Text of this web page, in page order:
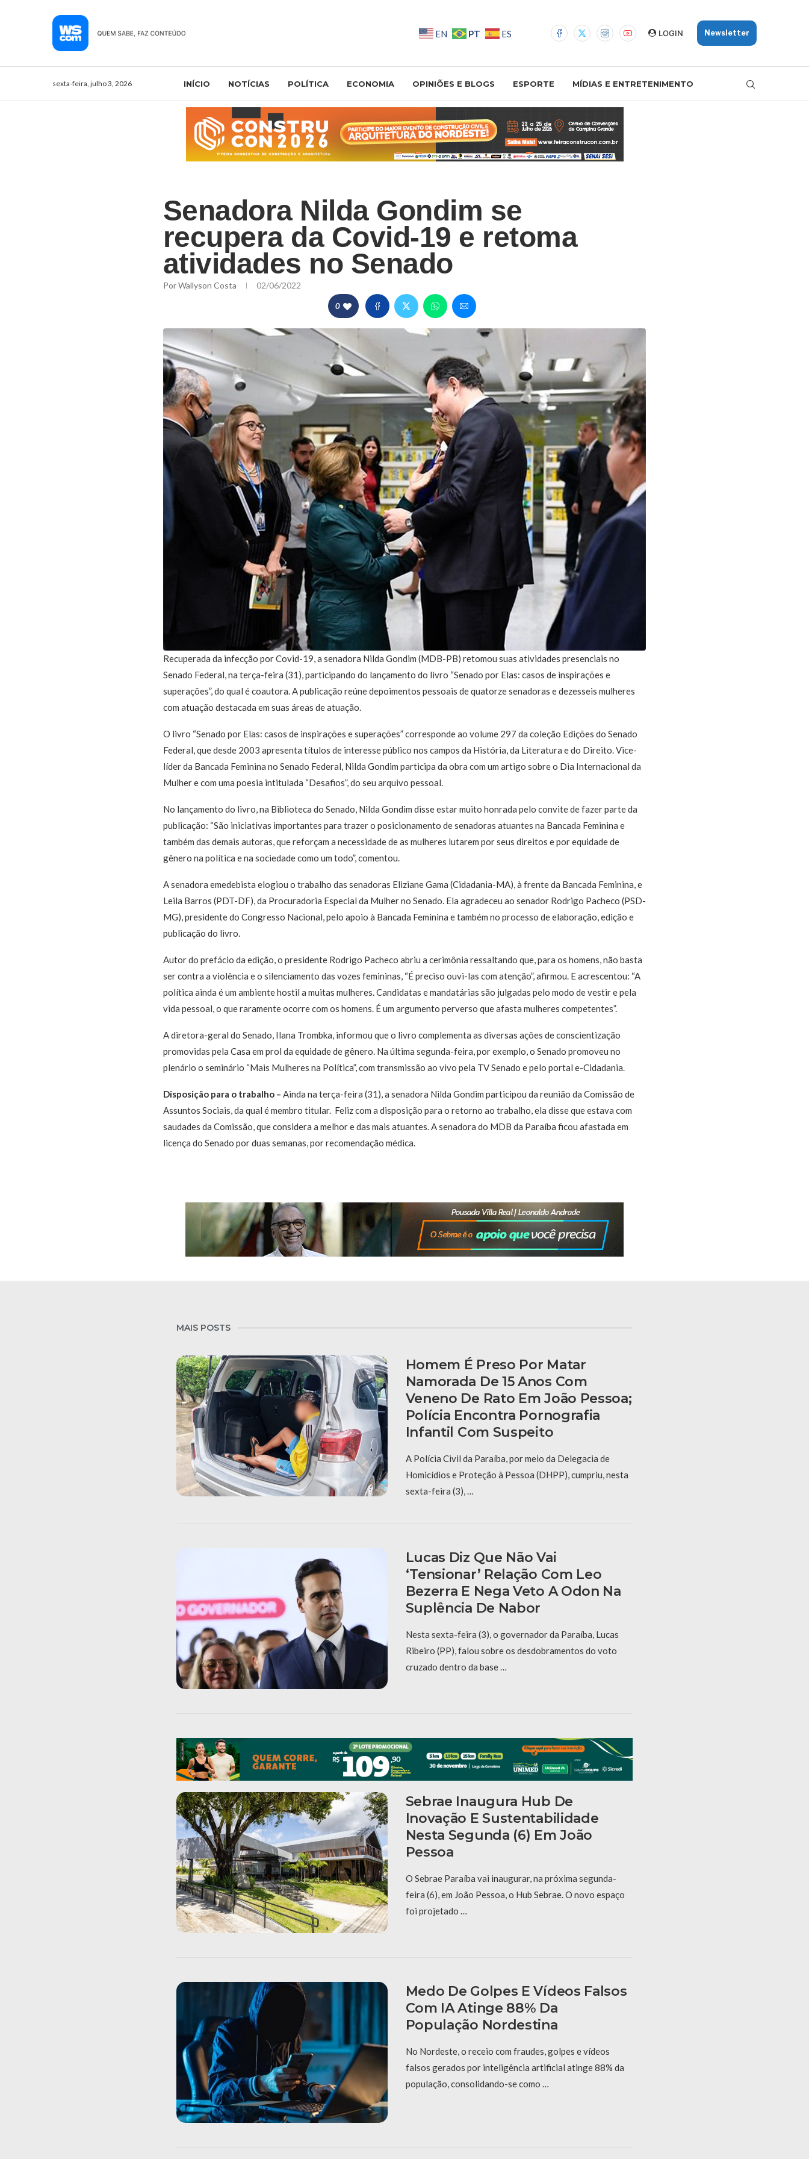
EN PT ES LOGIN Newsletter
sexta-feira, julho 3, 2026 INÍCIO NOTÍCIAS POLÍTICA ECONOMIA OPINIÕES E BLOGS ESPORTE MÍDIAS E ENTRETENIMENTO
Senadora Nilda Gondim se
recupera da Covid-19 e retoma
atividades no Senado
PorWallyson Costa 02/06/2022
0
Recuperada da infecção por Covid-19, a senadora Nilda Gondim (MDB-PB) retomou suas atividades presenciais no
Senado Federal, na terça-feira (31), participando do lançamento do livro “Senado por Elas: casos de inspirações e
superações”, do qual é coautora. A publicação reúne depoimentos pessoais de quatorze senadoras e dezesseis mulheres
com atuação destacada em suas áreas de atuação.
O livro “Senado por Elas: casos de inspirações e superações” corresponde ao volume 297 da coleção Edições do Senado
Federal, que desde 2003 apresenta títulos de interesse público nos campos da História, da Literatura e do Direito. Vice-
líder da Bancada Feminina no Senado Federal, Nilda Gondim participa da obra com um artigo sobre o Dia Internacional da
Mulher e com uma poesia intitulada “Desafios”, do seu arquivo pessoal.
No lançamento do livro, na Biblioteca do Senado, Nilda Gondim disse estar muito honrada pelo convite de fazer parte da
publicação: “São iniciativas importantes para trazer o posicionamento de senadoras atuantes na Bancada Feminina e
também das demais autoras, que reforçam a necessidade de as mulheres lutarem por seus direitos e por equidade de
gênero na política e na sociedade como um todo”, comentou.
A senadora emedebista elogiou o trabalho das senadoras Eliziane Gama (Cidadania-MA), à frente da Bancada Feminina, e
Leila Barros (PDT-DF), da Procuradoria Especial da Mulher no Senado. Ela agradeceu ao senador Rodrigo Pacheco (PSD-
MG), presidente do Congresso Nacional, pelo apoio à Bancada Feminina e também no processo de elaboração, edição e
publicação do livro.
Autor do prefácio da edição, o presidente Rodrigo Pacheco abriu a cerimônia ressaltando que, para os homens, não basta
ser contra a violência e o silenciamento das vozes femininas, “É preciso ouvi-las com atenção”, afirmou. E acrescentou: “A
política ainda é um ambiente hostil a muitas mulheres. Candidatas e mandatárias são julgadas pelo modo de vestir e pela
vida pessoal, o que raramente ocorre com os homens. É um argumento perverso que afasta mulheres competentes”.
A diretora-geral do Senado, Ilana Trombka, informou que o livro complementa as diversas ações de conscientização
promovidas pela Casa em prol da equidade de gênero. Na última segunda-feira, por exemplo, o Senado promoveu no
plenário o seminário “Mais Mulheres na Política”, com transmissão ao vivo pela TV Senado e pelo portal e-Cidadania.
Disposição para o trabalho – Ainda na terça-feira (31), a senadora Nilda Gondim participou da reunião da Comissão de
Assuntos Sociais, da qual é membro titular. Feliz com a disposição para o retorno ao trabalho, ela disse que estava com
saudades da Comissão, que considera a melhor e das mais atuantes. A senadora do MDB da Paraíba ficou afastada em
licença do Senado por duas semanas, por recomendação médica.
MAIS POSTS
Homem É Preso Por Matar
Namorada De 15 Anos Com
Veneno De Rato Em João Pessoa;
Polícia Encontra Pornografia
Infantil Com Suspeito
A Polícia Civil da Paraíba, por meio da Delegacia de
Homicídios e Proteção à Pessoa (DHPP), cumpriu, nesta
sexta-feira (3), …
Lucas Diz Que Não Vai
‘tensionar’ Relação Com Leo
Bezerra E Nega Veto A Odon Na
Suplência De Nabor
Nesta sexta-feira (3), o governador da Paraíba, Lucas
Ribeiro (PP), falou sobre os desdobramentos do voto
cruzado dentro da base …
Sebrae Inaugura Hub De
Inovação E Sustentabilidade
Nesta Segunda (6) Em João
Pessoa
O Sebrae Paraíba vai inaugurar, na próxima segunda-
feira (6), em João Pessoa, o Hub Sebrae. O novo espaço
foi projetado …
Medo De Golpes E Vídeos Falsos
Com IA Atinge 88% Da
População Nordestina
No Nordeste, o receio com fraudes, golpes e vídeos
falsos gerados por inteligência artificial atinge 88% da
população, consolidando-se como …